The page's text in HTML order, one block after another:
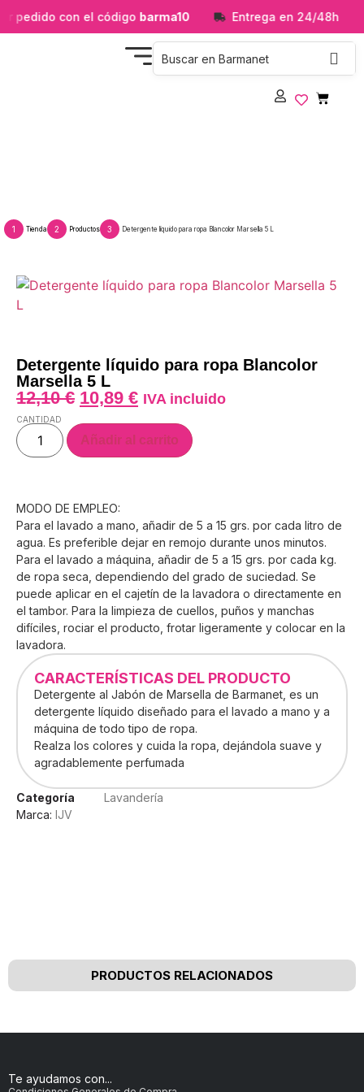
pedido con el códigobarma10 Entrega en 24/48h
1 Tienda 2 Productos 3 Detergente líquido para ropa Blancolor Marsella 5 L
Detergente líquido para ropa Blancolor
Marsella 5 L
12,10€ 10,89 € IVA incluido
CANTIDAD
Añadir al carrito
MODO DE EMPLEO:
Para el lavado a mano, añadir de 5 a 15 grs. por cada litro de
agua. Es preferible dejar en remojo durante unos minutos.
Para el lavado a máquina, añadir de 5 a 15 grs. por cada kg.
de ropa seca, dependiendo del grado de suciedad. Se
puede aplicar en el cajetín de la lavadora o directamente en
el tambor. Para la limpieza de cuellos, puños y manchas
difíciles, rociar el producto, frotar ligeramente y colocar en la
lavadora.
CARACTERÍSTICAS DEL PRODUCTO
Detergente al Jabón de Marsella de Barmanet, es un
detergente líquido diseñado para el lavado a mano y a
máquina de todo tipo de ropa.
Realza los colores y cuida la ropa, dejándola suave y
agradablemente perfumada
Categoría
Lavandería
Marca: IJV
PRODUCTOS RELACIONADOS
Te ayudamos con...